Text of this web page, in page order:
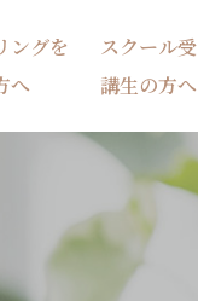
ングを
へ
スクール受
講生の方へ